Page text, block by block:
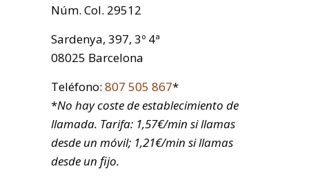
Núm. Col. 29512
Sardenya, 397, 3º 4ª
08025 Barcelona
Teléfono: 807 505 867*
*No hay coste de establecimiento de
llamada. Tarifa: 1,57€/min si llamas
desde un móvil; 1,21€/min si llamas
desde un fijo.